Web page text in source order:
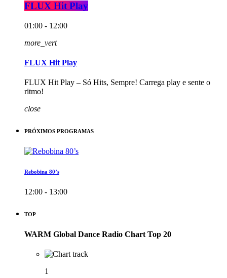
FLUX Hit Play
01:00 - 12:00
more_vert
FLUX Hit Play
FLUX Hit Play – Só Hits, Sempre! Carrega play e sente o
ritmo!
close
PRÓXIMOS PROGRAMAS
Rebobina 80’s
12:00 - 13:00
TOP
WARM Global Dance Radio Chart Top 20
1